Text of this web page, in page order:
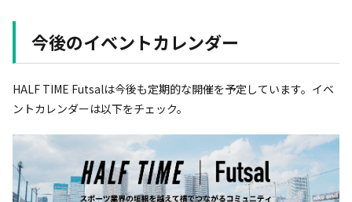
今後のイベントカレンダー
HALF TIME Futsalは今後も定期的な開催を予定しています。イベ
ントカレンダーは以下をチェック。